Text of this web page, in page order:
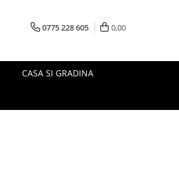
0775 228 605 0,00
CASA SI GRADINA